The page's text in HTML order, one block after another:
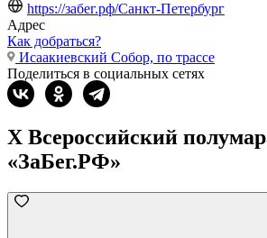
https://забег.рф/Санкт-Петербург
Адрес
Как добраться?
Исаакиевский Собор, по трассе
Поделиться в социальных сетях
X Всероссийский
«ЗаБег.РФ»